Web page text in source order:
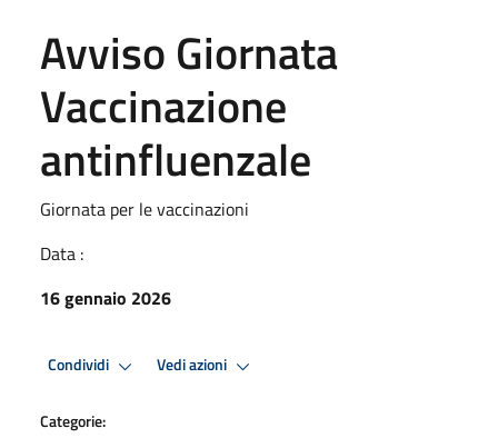
Avviso Giornata
Vaccinazione
antinfluenzale
Giornata per le vaccinazioni
Data :
16 gennaio 2026
Condividi Vedi azioni
Categorie: